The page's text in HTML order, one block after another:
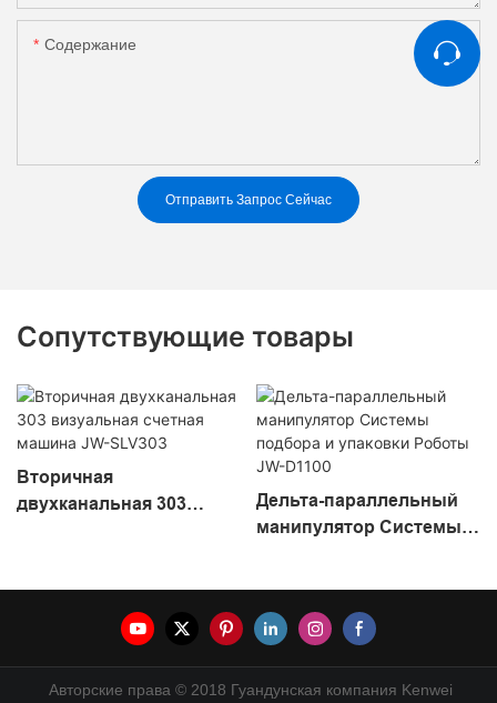
Содержание
Отправить Запрос Сейчас
Сопутствующие товары
Вторичная
двухканальная 303
Дельта-параллельный
манипулятор Системы
Авторские права © 2018 Гуандунская компания Kenwei